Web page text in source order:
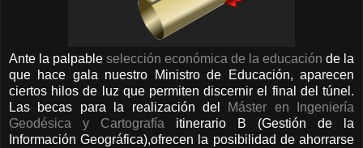
Ante la palpable selección económica de la educación de la
que hace gala nuestro Ministro de Educación, aparecen
ciertos hilos de luz que permiten discernir el final del túnel.
Las becas para la realización del
Máster en Ingeniería
Geodésica y Cartografía itinerario B (Gestión de la
Información Geográfica),ofrecen la posibilidad de ahorrarse